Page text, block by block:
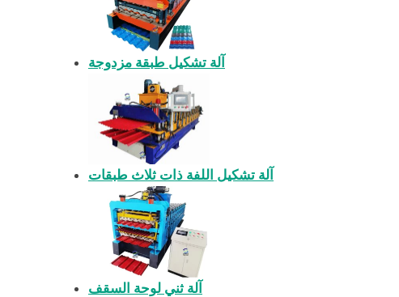
آلة تشكيل طبقة مزدوجة
آلة تشكيل اللفة ذات ثلاث طبقات
آلة ثني لوحة السقف